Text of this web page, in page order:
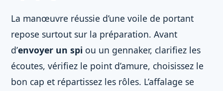
La manœuvre réussie d’une voile de portant
repose surtout sur la préparation. Avant
d’envoyer un spi ou un gennaker, clarifiez les
écoutes, vérifiez le point d’amure, choisissez le
bon cap et répartissez les rôles. L’affalage se